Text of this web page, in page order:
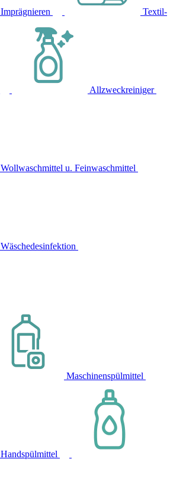
Imprägnieren Textil-
Allzweckreiniger
Wollwaschmittel u. Feinwaschmittel
Wäschedesinfektion
Maschinenspülmittel
Handspülmittel